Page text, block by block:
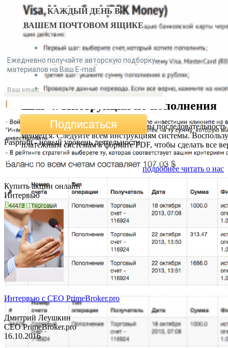
Шаг 3. Промокод - CRB3S
Чтобы стать моим партнерам и получать поддержку и
Регистрация завершена
Теперь Вы можете зайти в личный кабинет и перейти к
ПАММ-счетов
Шаг 4. Инструкция по пополнения
В зависимости от платежной системы
меняется. Следуйте всем инструкциям системы.
платежным системам в формате PDF, чтобы сделать все
КАЖДЫЙ ДЕНЬ В
ВАШЕМ ПОЧТОВОМ ЯЩИКЕ
Ежедневно получайте авторскую подборку
материалов на Ваш E-mail
Ваш email:
Подписаться
Pasprofit - новый уровень деятельности
Мы открываем компанию "PasProfit", которая будет
заниматься финансовым консалтингом подробнее читать о нас
Купить акции онлайн
Интервью
Все интервью
Интервью с СЕО PrimeBroker.pro
Дмитрий Леушкин
СЕО PrimeBroker.pro
16.10.2016